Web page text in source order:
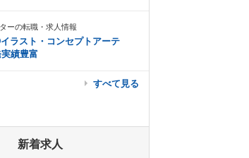
ーの転職・求人情報
イラスト・コンセプトアーテ
績豊富
すべて見る
新着求人